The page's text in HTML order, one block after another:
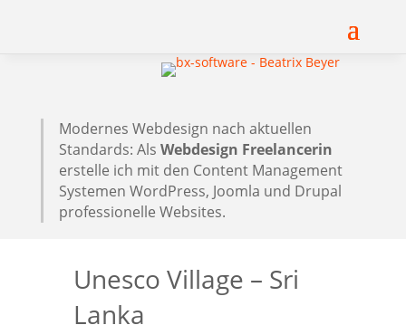
Modernes Webdesign nach aktuellen
Standards: Als Webdesign Freelancerin
erstelle ich mit den Content Management
Systemen WordPress, Joomla und Drupal
professionelle Websites.
Unesco Village – Sri
Lanka